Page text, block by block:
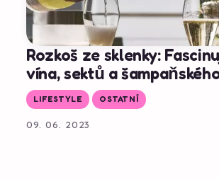
Rozkoš ze sklenky:
vína, sektů a
LIFESTYLE OSTATNÍ
09. 06. 2023